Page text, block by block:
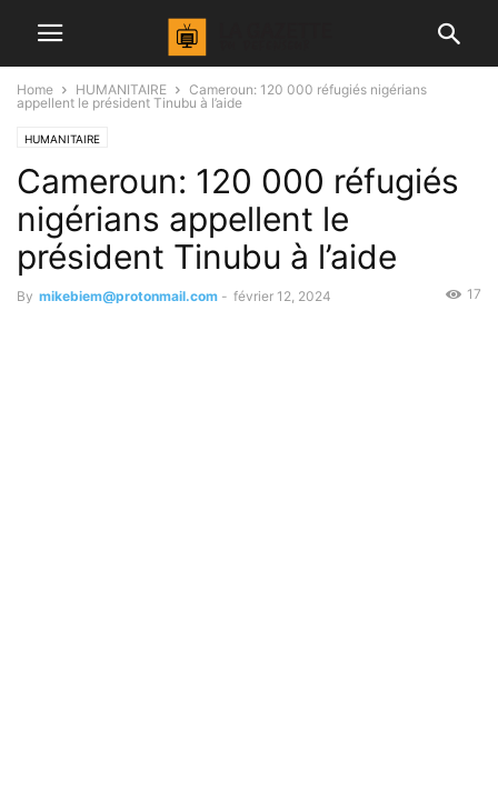
Home HUMANITAIRE
Cameroun: 120 000 réfugiés nigérians
appellent le président Tinubu à l’aide
HUMANITAIRE
Cameroun: 120 000 réfugiés
nigérians appellent le
président Tinubu à l’aide
By mikebiem@protonmail.com - février 12, 2024 17